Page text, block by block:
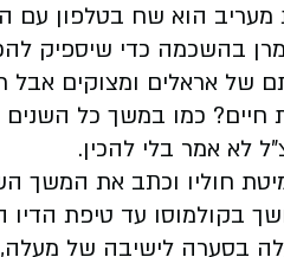
הוא שח בטלפון עם
בהשכמה כדי שיספיק
אראלים ומצוקים אבל
כמו במשך כל השנים
לא אמר בלי להכין.
חוליו וכתב את המשך
בקולמוסו עד טיפת
בסערה לישיבה של מעלה,